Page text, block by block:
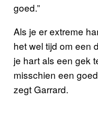
goed.”
Als je er extreme
het wel tijd om een
je hart als een gek
misschien een
zegt Garrard.